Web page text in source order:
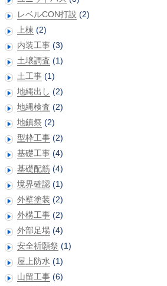
レベルCON打設 (2)
上棟 (2)
内装工事 (3)
土壌調査 (1)
土工事 (1)
地縄出し (2)
地縄検査 (2)
地鎮祭 (2)
型枠工事 (2)
基礎工事 (4)
基礎配筋 (4)
境界確認 (1)
外壁塗装 (2)
外構工事 (2)
外部足場 (4)
安全祈願祭 (1)
屋上防水 (1)
山留工事 (6)